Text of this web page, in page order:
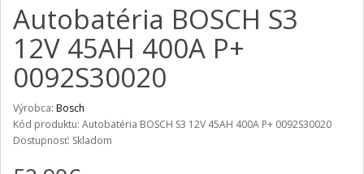
Autobatéria BOSCH S3
12V 45AH 400A P+
0092S30020
Výrobca: Bosch
Kód produktu: Autobatéria BOSCH S3 12V 45AH 400A P+ 0092S30020
Dostupnosť: Skladom